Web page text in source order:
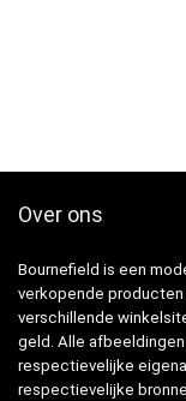
Over ons
Bournefield is een
verkopende
verschillende
geld. Alle
respectievelijke
respectievelijke